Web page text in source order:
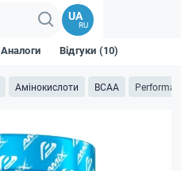
UA
RU
Амінокислоти BCAA
Аналоги Відгуки (10)